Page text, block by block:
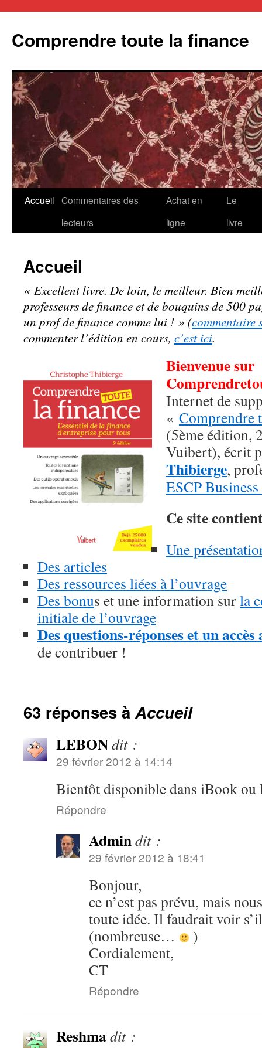
contenu
Comprendre toute la finance
Accueil Commentaires des
lecteurs
Achat en
ligne
Le
livre
Accueil
« Excellent livre. De loin, le meilleur. Bien
professeurs de finance et de bouquins de 500
un prof de finance comme lui ! » (commentaire
commenter l’édition en cours, c’est ici.
Bienvenue sur
Internet de
« Comprendre
(5ème édition,
Vuibert), écrit
Thibierge,
ESCP
Ce site
Une
Des articles
Des ressources liées à l’ouvrage
Des bonus et une information surla
initiale de l’ouvrage
Des questions-réponses et un
de contribuer !
63 réponses àAccueil
LEBONdit :
29 février 2012 à 14:14
Bientôt disponible dans iBook ou
Répondre
Admindit :
29 février 2012 à 18:41
Bonjour,
ce n’est pas prévu, mais
toute idée. Il faudrait voir
(nombreuse…
)
Cordialement,
CT
Répondre
Reshmadit :